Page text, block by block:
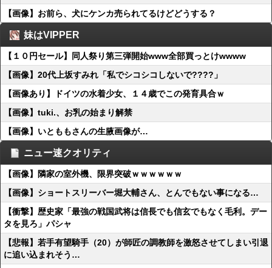
【画像】お前ら、犬にケンカ売られてるけどどうする？
妹はVIPPER
【１０円セール】同人祭り第三弾開始www全部買っとけwwww
【画像】20代上坂すみれ「私でシコシコしないで????」
【画像あり】ドイツの水着少女、１４歳でこの発育具合ｗ
【画像】tuki.、お乳の始まり解禁
【画像】いとももさんの生腋画像が…
ニュー速クオリティ
【画像】隣家の室外機、限界突破ｗｗｗｗｗｗ
【画像】ショートスリーバー堀大輔さん、とんでもない事になる…
【衝撃】歴史家「最強の戦国武将は信長でも信玄でもなく毛利。デー
タを見ろ」パシャ
【悲報】若手有望騎手（20）が師匠の調教師を激怒させてしまい引退
に追い込まれそう…